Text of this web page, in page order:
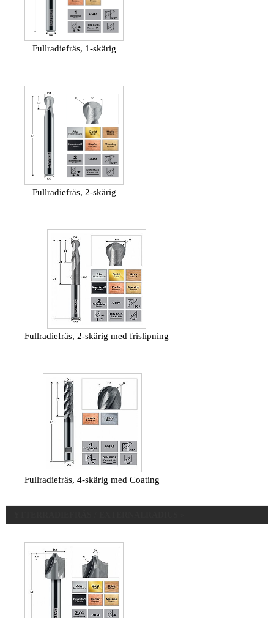
Fullradiefräs, 1-skärig
Fullradiefräs, 2-skärig
Fullradiefräs, 2-skärig med frislipning
Fullradiefräs, 4-skärig med Coating